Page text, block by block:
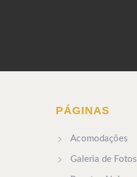
PÁGINAS
Acomodações
Galeria de Fotos